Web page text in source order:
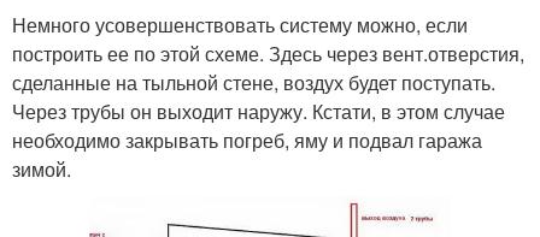
Немного усовершенствовать систему можно, если
построить ее по этой схеме. Здесь через вент.отверстия,
сделанные на тыльной стене, воздух будет поступать.
Через трубы он выходит наружу. Кстати, в этом случае
необходимо закрывать погреб, яму и подвал гаража
зимой.